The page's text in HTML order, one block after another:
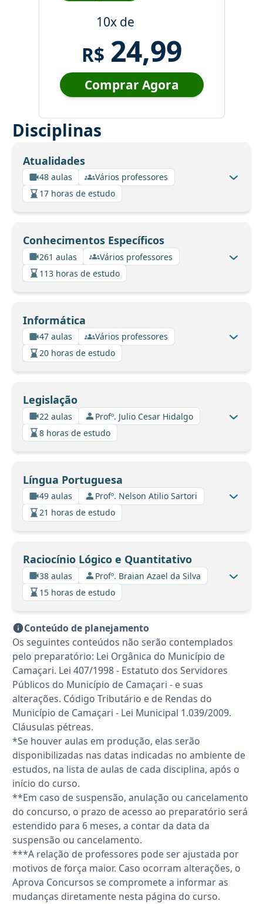
10x de
R$ 24,99
Comprar Agora
Disciplinas
Atualidades
48 aulas
Vários professores
17 horas de estudo
Conhecimentos Específicos
261 aulas
Vários professores
113 horas de estudo
Informática
47 aulas
Vários professores
20 horas de estudo
Legislação
22 aulas
Profº. Julio Cesar Hidalgo
8 horas de estudo
Língua Portuguesa
49 aulas
Profº. Nelson Atilio Sartori
21 horas de estudo
Raciocínio Lógico e Quantitativo
38 aulas
Profº. Braian Azael da Silva
15 horas de estudo
Conteúdo de planejamento
Os seguintes conteúdos não serão contemplados
pelo preparatório: Lei Orgânica do Município de
Camaçari. Lei 407/1998 - Estatuto dos Servidores
Públicos do Município de Camaçari - e suas
alterações. Código Tributário e de Rendas do
Município de Camaçari - Lei Municipal 1.039/2009.
Cláusulas pétreas.
*Se houver aulas em produção, elas serão
disponibilizadas nas datas indicadas no ambiente de
estudos, na lista de aulas de cada disciplina, após o
início do curso.
**Em caso de suspensão, anulação ou cancelamento
do concurso, o prazo de acesso ao preparatório será
estendido para 6 meses, a contar da data da
suspensão ou cancelamento.
***A relação de professores pode ser ajustada por
motivos de força maior. Caso ocorram alterações, o
Aprova Concursos se compromete a informar as
mudanças diretamente nesta página do curso.